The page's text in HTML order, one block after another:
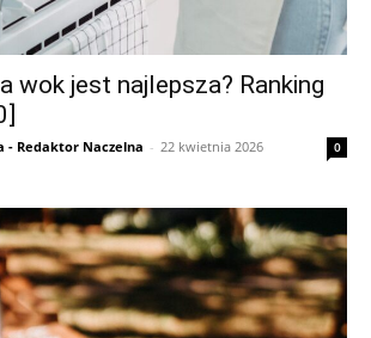
wok jest najlepsza? Ranking
- Redaktor Naczelna - 22 kwietnia 2026 0